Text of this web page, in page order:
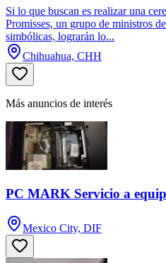
Si lo que buscan es realizar una
Promisses, un grupo de ministros
simbólicas, lograrán lo...
Chihuahua, CHH
Más anuncios de interés
PC MARK Servicio a
Mexico City, DIF